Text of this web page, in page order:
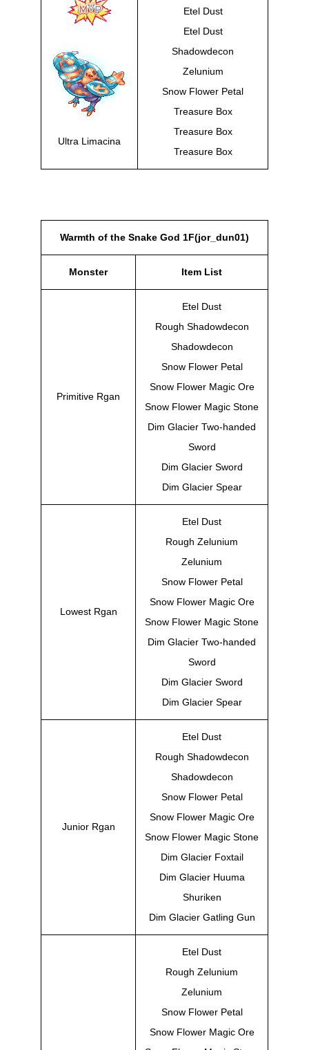
Ultra Limacina
Etel Dust
Etel Dust
Shadowdecon
Zelunium
Snow Flower Petal
Treasure Box
Treasure Box
Treasure Box
Warmth of the Snake God 1F(jor_dun01)
Monster Item List
Primitive Rgan
Etel Dust
Rough Shadowdecon
Shadowdecon
Snow Flower Petal
Snow Flower Magic Ore
Snow Flower Magic Stone
Dim Glacier Two-handed
Sword
Dim Glacier Sword
Dim Glacier Spear
Lowest Rgan
Etel Dust
Rough Zelunium
Zelunium
Snow Flower Petal
Snow Flower Magic Ore
Snow Flower Magic Stone
Dim Glacier Two-handed
Sword
Dim Glacier Sword
Dim Glacier Spear
Junior Rgan
Etel Dust
Rough Shadowdecon
Shadowdecon
Snow Flower Petal
Snow Flower Magic Ore
Snow Flower Magic Stone
Dim Glacier Foxtail
Dim Glacier Huuma
Shuriken
Dim Glacier Gatling Gun
Etel Dust
Rough Zelunium
Zelunium
Snow Flower Petal
Snow Flower Magic Ore